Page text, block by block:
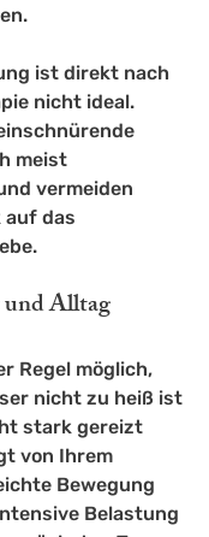
ist direkt nach
nicht ideal.
meist
vermeiden
auf das
Alltag
Regel möglich,
nicht zu heiß ist
stark gereizt
von Ihrem
Bewegung
Belastung